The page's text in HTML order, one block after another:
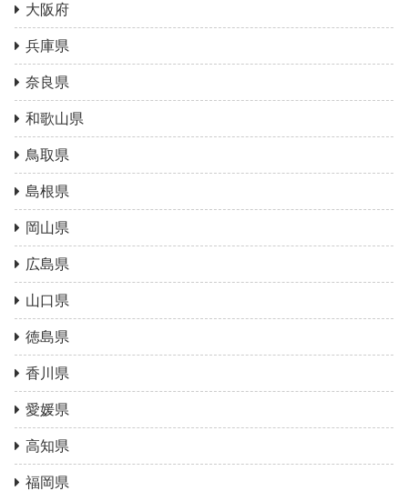
大阪府
兵庫県
奈良県
和歌山県
鳥取県
島根県
岡山県
広島県
山口県
徳島県
香川県
愛媛県
高知県
福岡県